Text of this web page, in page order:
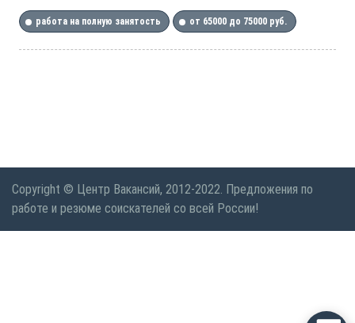
работа на полную занятость от 65000 до 75000 руб.
Copyright © Центр Вакансий, 2012-2022. Предложения по
работе и резюме соискателей со всей России!